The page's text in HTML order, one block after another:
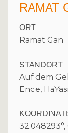
RAMAT
ORT
Ramat Gan
STANDORT
Auf dem
Ende,
32.048293°,